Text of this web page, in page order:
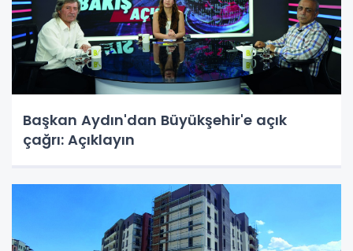
Başkan Aydın'dan Büyükşehir'e açık
çağrı: Açıklayın